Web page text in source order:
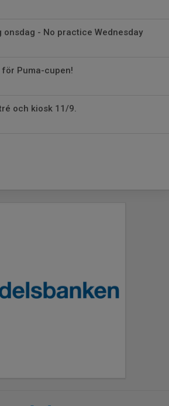
onsdag - No practice Wednesday
för Puma-cupen!
och kiosk 11/9.